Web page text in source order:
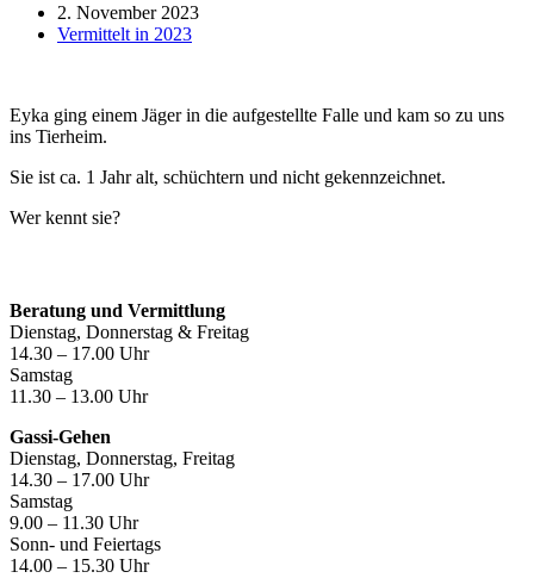
2. November 2023
Vermittelt in 2023
Eyka ging einem Jäger in die aufgestellte Falle und kam so zu uns
ins Tierheim.
Sie ist ca. 1 Jahr alt, schüchtern und nicht gekennzeichnet.
Wer kennt sie?
Beratung und Vermittlung
Dienstag, Donnerstag & Freitag
14.30 – 17.00 Uhr
Samstag
11.30 – 13.00 Uhr
Gassi-Gehen
Dienstag, Donnerstag, Freitag
14.30 – 17.00 Uhr
Samstag
9.00 – 11.30 Uhr
Sonn- und Feiertags
14.00 – 15.30 Uhr